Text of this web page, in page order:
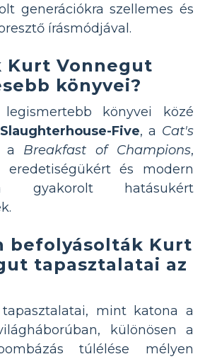
generációkra szellemes és
írásmódjával.
Kurt Vonnegut
könyvei?
legismertebb könyvei közé
Slaughterhouse-Five, a Cat's
a Breakfast of Champions,
eredetiségükért és modern
gyakorolt hatásukért
befolyásolták Kurt
tapasztalatai az
mint katona a
különösen a
túlélése mélyen